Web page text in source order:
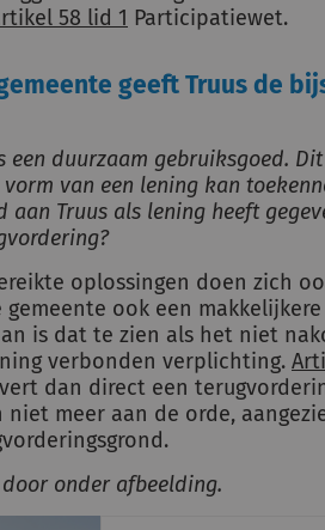
58 lid 1 Participatiewet.
geeft Truus de
een duurzaam gebruiksgoed.
van een lening kan
aan Truus als lening heeft
oplossingen doen zich
ook een
is dat te zien als het niet
verbonden verplichting.
dan direct een
meer aan de orde,
onder afbeelding.